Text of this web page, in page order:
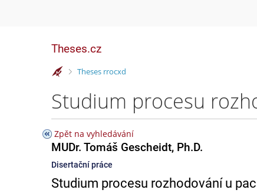
Theses.cz
>
Theses rrocxd
Zpět na vyhledávání
MUDr. Tomáš Gescheidt, Ph.D.
Disertační práce
Studium procesu rozhodování u